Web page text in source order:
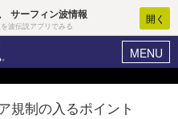
サーフィン波情報
波伝説アプリでみる
開く
MENU
ルプ マイホーム
規制の入るポイント